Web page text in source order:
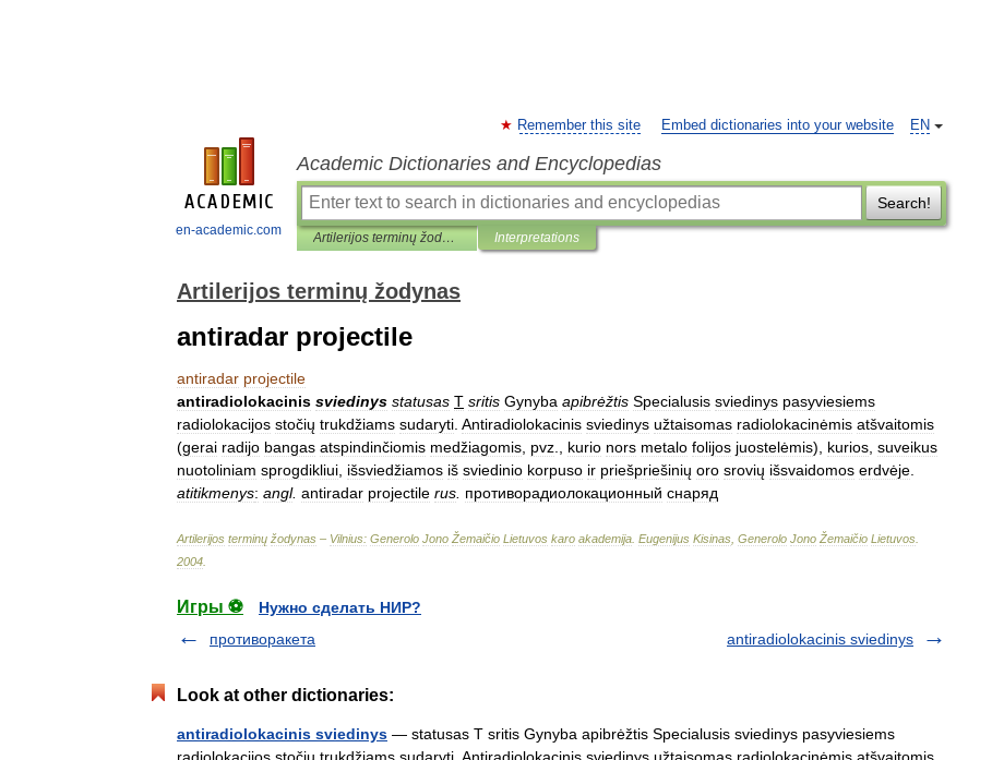
en-academic.com
EN
Remember this site Embed dictionaries into your website
Academic Dictionaries and Encyclopedias
Search!
Artilerijos terminų žodynas Interpretations
Artilerijos terminų žodynas
antiradar projectile
antiradar projectile
antiradiolokacinis sviedinys statusas T sritis Gynyba apibrėžtis Specialusis sviedinys pasyviesiems
radiolokacijos stočių trukdžiams sudaryti Antiradiolokacinis sviedinys užtaisomas radiolokacinėmis atšvaitomis
(gerai radijo bangas atspindinčiomis medžiagomis pvz kurio nors metalo folijos juostelėmis), kurios suveikus
nuotoliniam sprogdikliui išsviedžiamos iš sviedinio korpuso ir priešpriešinių oro srovių išsvaidomos erdvėje
atitikmenys: angl. antiradar projectile rus противорадиолокационный снаряд
Artilerijos terminų žodynas – Vilnius: Generolo Jono Žemaičio Lietuvos karo akademija Eugenijus Kisinas Generolo Jono Žemaičio Lietuvos
2004
Игры ⚽
Нужно сделать НИР?
противоракета
antiradiolokacinis sviedinys
Look at other dictionaries:
antiradiolokacinis sviedinys — statusas T sritis Gynyba apibrėžtis Specialusis sviedinys pasyviesiems